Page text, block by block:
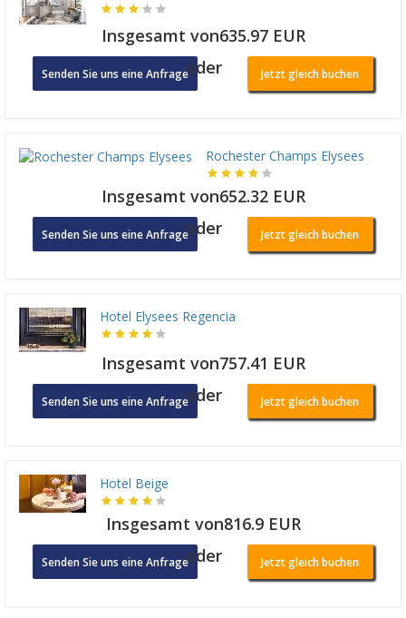
Insgesamt von635.97 EUR
Senden Sie uns eine Anfrageoder Jetzt gleich buchen
Rochester Champs Elysees
Insgesamt von652.32 EUR
Senden Sie uns eine Anfrageoder Jetzt gleich buchen
Hotel Elysees Regencia
Insgesamt von757.41 EUR
Senden Sie uns eine Anfrageoder Jetzt gleich buchen
Hotel Beige
Insgesamt von816.9 EUR
Senden Sie uns eine Anfrageoder Jetzt gleich buchen